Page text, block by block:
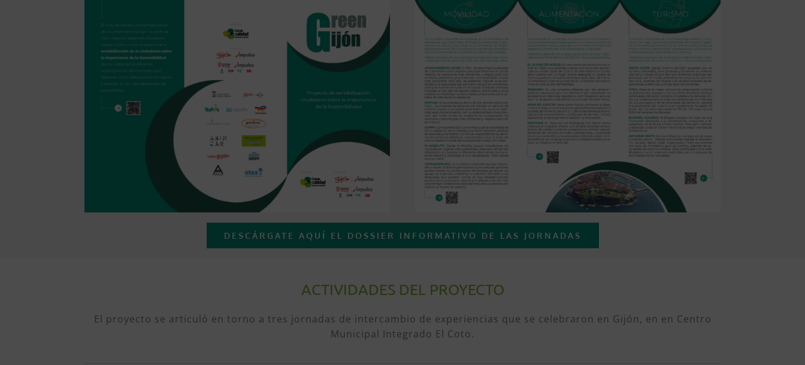
DESCÁRGATE AQUÍ EL DOSSIER INFORMATIVO DE LAS JORNADAS
ACTIVIDADES DEL PROYECTO
El proyecto se articuló en torno a tres jornadas de intercambio de experiencias que se celebraron en Gijón, en en Centro
Municipal Integrado El Coto.